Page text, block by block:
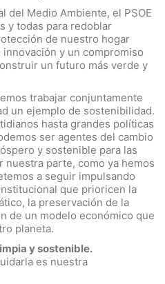
del Medio Ambiente, el PSOE
y todas para redoblar
de nuestro hogar
y un compromiso
un futuro más verde y
trabajar conjuntamente
un ejemplo de sostenibilidad.
hasta grandes políticas
ser agentes del cambio
y sostenible para las
nuestra parte, como ya hemos
a seguir impulsando
que prioricen la
la preservación de la
de un modelo económico que
planeta.
y sostenible.
es nuestra